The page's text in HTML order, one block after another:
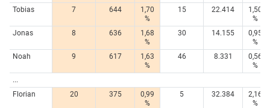
Tobias
7 644
1,70
%
15 22.414
1,50
%
Jonas
8 636
1,68
%
30 14.155
0,95
%
Noah
9 617
1,63
%
46 8.331
0,56
%
...
Florian
20 375
0,99
%
5 32.384
2,16
%